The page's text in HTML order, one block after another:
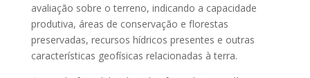
avaliação sobre o terreno, indicando a capacidade
produtiva, áreas de conservação e florestas
preservadas, recursos hídricos presentes e outras
características geofísicas relacionadas à terra.